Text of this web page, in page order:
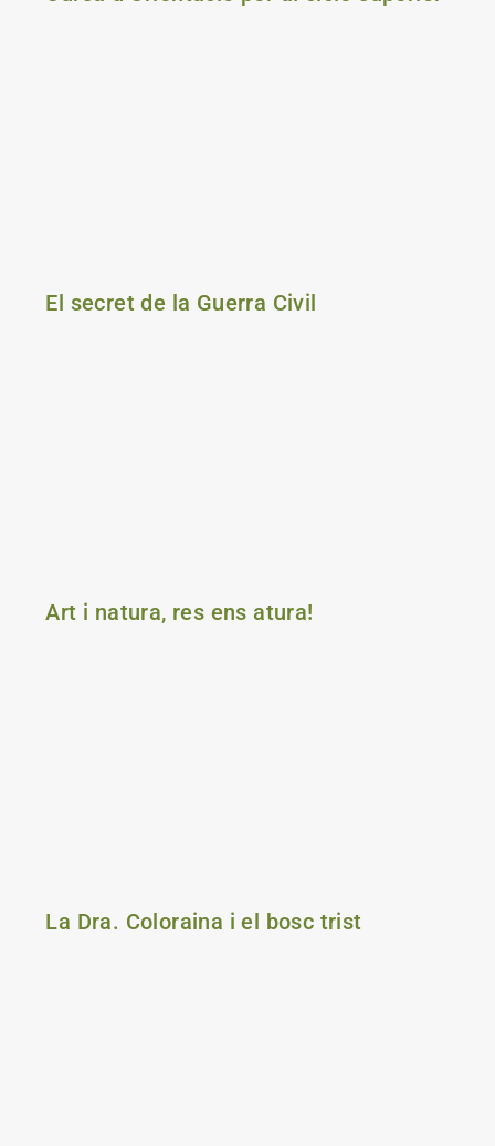
El secret de la Guerra Civil
Art i natura, res ens atura!
La Dra. Coloraina i el bosc trist